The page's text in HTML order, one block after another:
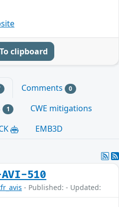
To clipboard
Comments 0
1
CWE mitigations
EMB3D
AVI-510
- Published: - Updated: